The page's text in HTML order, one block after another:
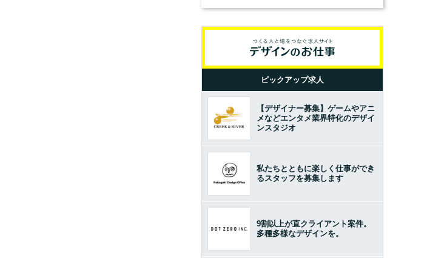
ピックアップ求人
【デザイナー募集】ゲームやアニ
メなどエンタメ業界特化のデザイ
ンスタジオ
私たちとともに楽しく仕事ができ
るスタッフを募集します
9割以上が直クライアント案件。
多種多様なデザインを。